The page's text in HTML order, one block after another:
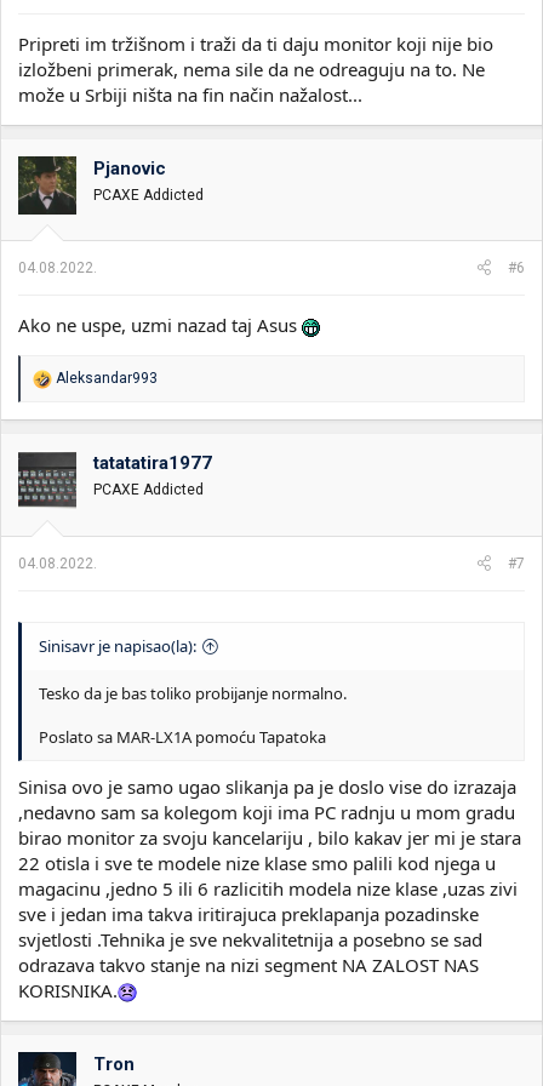
Pripreti im tržišnom i traži da ti daju monitor koji nije bio
izložbeni primerak, nema sile da ne odreaguju na to. Ne
može u Srbiji ništa na fin način nažalost...
Pjanovic
PCAXE Addicted
04.08.2022. #6
Ako ne uspe, uzmi nazad taj Asus
R
a
o
v
a
n
:
Aleksandar993
tatatatira1977
PCAXE Addicted
04.08.2022. #7
Sinisavr je napisao(la):
Tesko da je bas toliko probijanje normalno.
Poslato sa MAR-LX1A pomoću Tapatoka
Sinisa ovo je samo ugao slikanja pa je doslo vise do izrazaja
,nedavno sam sa kolegom koji ima PC radnju u mom gradu
birao monitor za svoju kancelariju , bilo kakav jer mi je stara
22 otisla i sve te modele nize klase smo palili kod njega u
magacinu ,jedno 5 ili 6 razlicitih modela nize klase ,uzas zivi
sve i jedan ima takva iritirajuca preklapanja pozadinske
svjetlosti .Tehnika je sve nekvalitetnija a posebno se sad
odrazava takvo stanje na nizi segment NA ZALOST NAS
KORISNIKA.
Tron